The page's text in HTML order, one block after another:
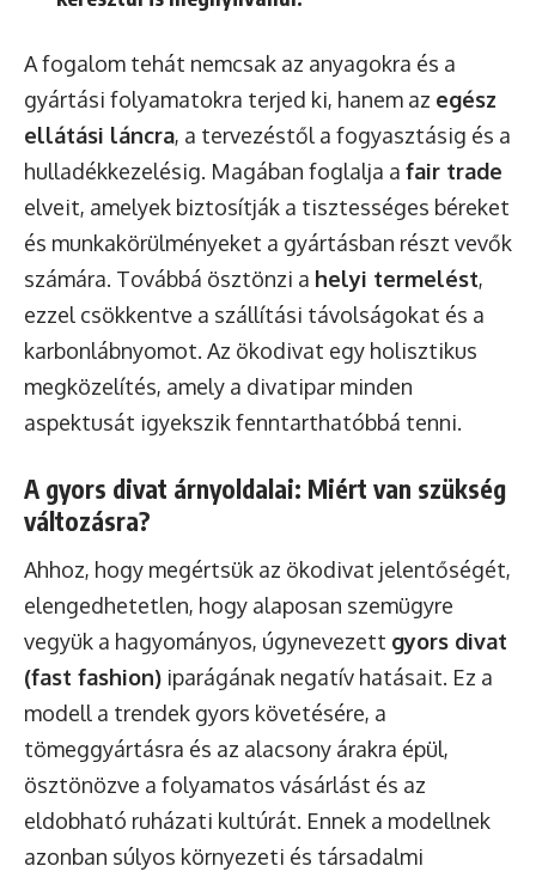
A fogalom tehát nemcsak az anyagokra és a
gyártási folyamatokra terjed ki, hanem az egész
ellátási láncra, a tervezéstől a fogyasztásig és a
hulladékkezelésig. Magában foglalja a fair trade
elveit, amelyek biztosítják a tisztességes béreket
és munkakörülményeket a gyártásban részt vevők
számára. Továbbá ösztönzi a helyi termelést,
ezzel csökkentve a szállítási távolságokat és a
karbonlábnyomot. Az ökodivat egy holisztikus
megközelítés, amely a divatipar minden
aspektusát igyekszik fenntarthatóbbá tenni.
A gyors divat árnyoldalai: Miért van szükség
változásra?
Ahhoz, hogy megértsük az ökodivat jelentőségét,
elengedhetetlen, hogy alaposan szemügyre
vegyük a hagyományos, úgynevezett gyors divat
(fast fashion) iparágának negatív hatásait. Ez a
modell a trendek gyors követésére, a
tömeggyártásra és az alacsony árakra épül,
ösztönözve a folyamatos vásárlást és az
eldobható ruházati kultúrát. Ennek a modellnek
azonban súlyos környezeti és társadalmi